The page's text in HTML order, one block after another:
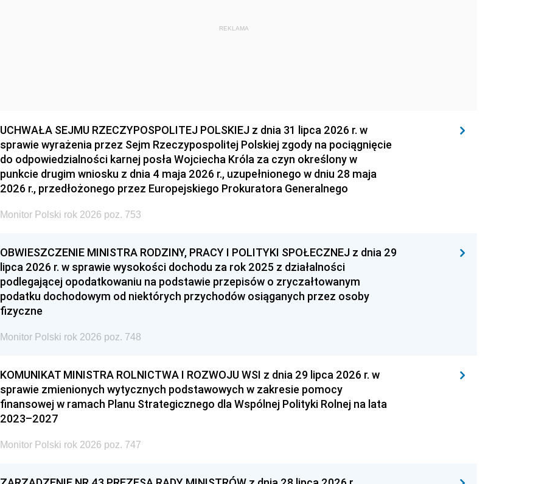
REKLAMA
UCHWAŁA SEJMU RZECZYPOSPOLITEJ POLSKIEJ z dnia 31 lipca 2026 r. w
sprawie wyrażenia przez Sejm Rzeczypospolitej Polskiej zgody na pociągnięcie
do odpowiedzialności karnej posła Wojciecha Króla za czyn określony w
punkcie drugim wniosku z dnia 4 maja 2026 r., uzupełnionego w dniu 28 maja
2026 r., przedłożonego przez Europejskiego Prokuratora Generalnego
Monitor Polski rok 2026 poz. 753
OBWIESZCZENIE MINISTRA RODZINY, PRACY I POLITYKI SPOŁECZNEJ z dnia 29
lipca 2026 r. w sprawie wysokości dochodu za rok 2025 z działalności
podlegającej opodatkowaniu na podstawie przepisów o zryczałtowanym
podatku dochodowym od niektórych przychodów osiąganych przez osoby
fizyczne
Monitor Polski rok 2026 poz. 748
KOMUNIKAT MINISTRA ROLNICTWA I ROZWOJU WSI z dnia 29 lipca 2026 r. w
sprawie zmienionych wytycznych podstawowych w zakresie pomocy
finansowej w ramach Planu Strategicznego dla Wspólnej Polityki Rolnej na lata
2023–2027
Monitor Polski rok 2026 poz. 747